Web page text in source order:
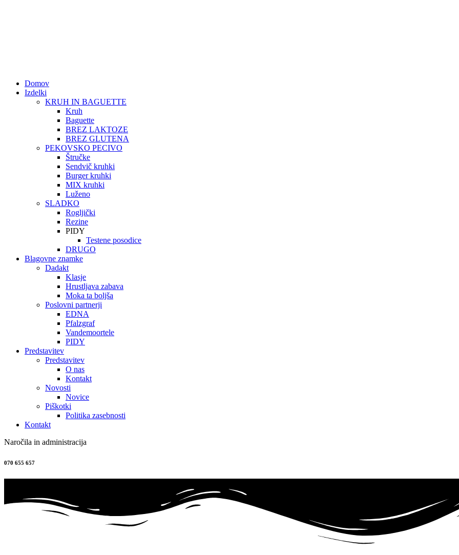
Domov
Izdelki
KRUH IN BAGUETTE
Kruh
Baguette
BREZ LAKTOZE
BREZ GLUTENA
PEKOVSKO PECIVO
Štručke
Sendvič kruhki
Burger kruhki
MIX kruhki
Luženo
SLADKO
Rogljički
Rezine
PIDY
Testene posodice
DRUGO
Blagovne znamke
Dadakt
Klasje
Hrustljava zabava
Moka ta boljša
Poslovni partnerji
EDNA
Pfalzgraf
Vandemoortele
PIDY
Predstavitev
Predstavitev
O nas
Kontakt
Novosti
Novice
Piškotki
Politika zasebnosti
Kontakt
Naročila in administracija
070 655 657